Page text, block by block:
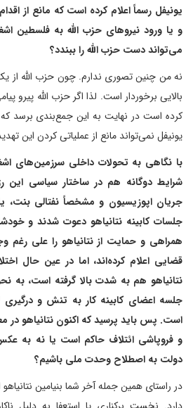
یونیفل رسماً اعلام کرده است که مانع از
و یا ورود نیروهای حزب الله به فلسطین
می‌تواند دست حزب الله را ببندد؟
نه من چنین تصوری ندارم. چون حزب الله از
بالایی برخوردار است. لذا اگر حزب الله پیرو
کرده است در نهایت به این جمع‌بندی برسد که
یونیفل نمی‌تواند مانع از عملیاتی کردن این
با نگاهی به تحولات داخلی سرزمین‌های
شرایط دوگانه هم در ساختار سیاسی این
جریان اپوزیسیون و مشخصاً نفتالی بنت،
جلسات کابینه نتانیاهو دعوت شدند و
همراهی و حمایت از نتانیاهو را علی رغم
قضایی اعلام کرده‌اند، اما در عین حال
نتانیاهو هم به شدت بالا گرفته است، به
جلسه اعضای کابینه کار به تنش و
است. پس باید پرسید که اکنون نتانیاهو در
و فروپاشی ائتلاف حاکم است یا نه به
دولت به اصطلاح وحدت ملی باشیم؟
در راستای همین جمله آخر شما بنیامین